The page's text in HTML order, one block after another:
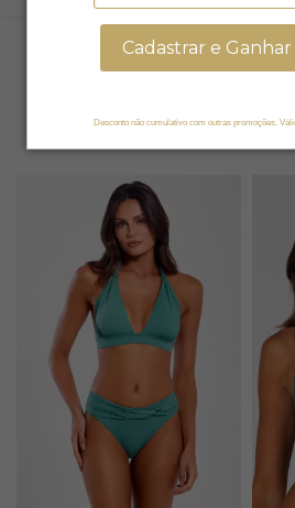
Cadastrar e Ganhar
Desconto não cumulativo com outras promoções.
Página